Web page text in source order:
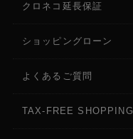
クロネコ延長保証
ショッピングローン
よくあるご質問
TAX-FREE SHOPPING